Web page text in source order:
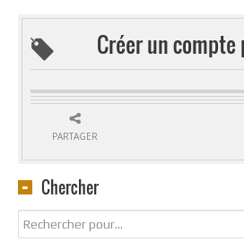
Créer un
PARTAGER
Chercher